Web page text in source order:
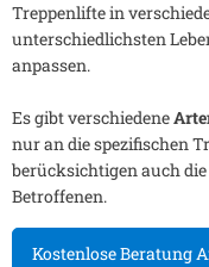
Treppenlifte in
unterschiedlichsten
anpassen.
Es gibt verschiedene
nur an die spezifischen
berücksichtigen auch
Betroffenen.
Kostenlose Beratung